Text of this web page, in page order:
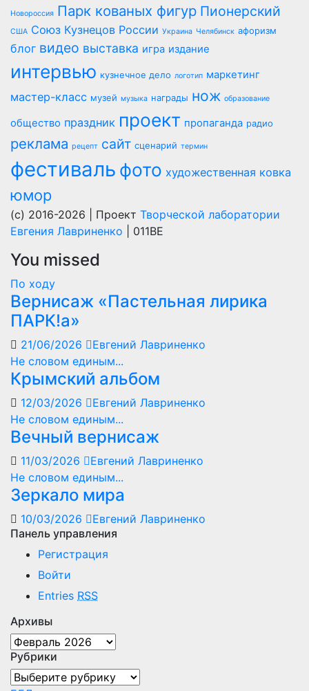
Новороссия Парк кованых фигур Пионерский
США Союз Кузнецов России Украина Челябинск афоризм
блог видео выставка игра издание
интервью кузнечное дело логотип маркетинг
мастер-класс музей музыка награды нож образование
общество праздник проект пропаганда радио
реклама рецепт сайт сценарий термин
фестиваль фото художественная ковка
юмор
(c) 2016-2026 | Проект Творческой лаборатории
Евгения Лавриненко | 011BE
You missed
По ходу
Вернисаж «Пастельная лирика
ПАРК!а»
21/06/2026
Евгений Лавриненко
Не словом единым...
Крымский альбом
12/03/2026
Евгений Лавриненко
Не словом единым...
Вечный вернисаж
11/03/2026
Евгений Лавриненко
Не словом единым...
Зеркало мира
10/03/2026
Евгений Лавриненко
Панель управления
Регистрация
Войти
Entries RSS
Архивы
Архивы
Рубрики
Рубрики